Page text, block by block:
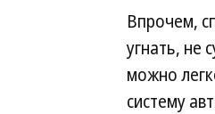
Впрочем,
угнать, не
можно
систему